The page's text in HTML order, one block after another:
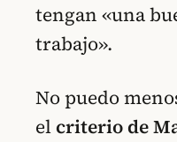
tengan «una
trabajo».
No puedo
el criterio de